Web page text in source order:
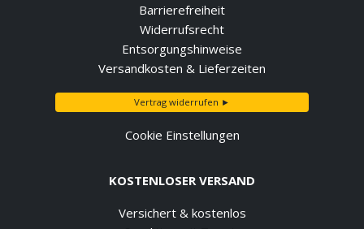
Barrierefreiheit
Widerrufsrecht
Entsorgungshinweise
Versandkosten & Lieferzeiten
Vertrag widerrufen ►
Cookie Einstellungen
KOSTENLOSER VERSAND
Versichert & kostenlos